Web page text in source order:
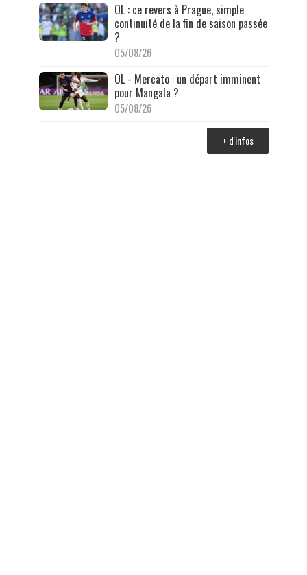
OL : ce revers à Prague, simple
continuité de la fin de saison passée
?
05/08/26
OL - Mercato : un départ imminent
pour Mangala ?
05/08/26
+ d'infos